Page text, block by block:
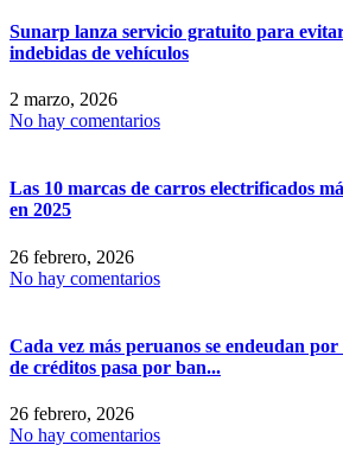
Sunarp lanza servicio gratuito para
indebidas de vehículos
2 marzo, 2026
No hay comentarios
Las 10 marcas de carros electrificados
en 2025
26 febrero, 2026
No hay comentarios
Cada vez más peruanos se endeudan
de créditos pasa por ban...
26 febrero, 2026
No hay comentarios